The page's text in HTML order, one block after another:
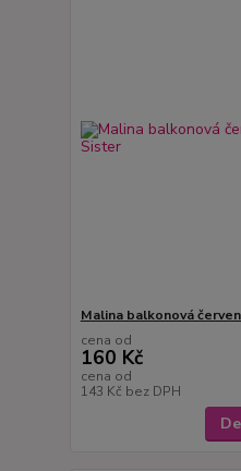
Malina balkonová
cena od
160 Kč
cena od
143 Kč bez DPH